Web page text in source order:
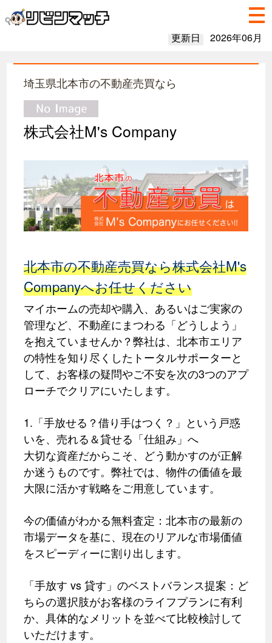
更新日 2026年06月
埼玉県北本市の不動産売買なら
株式会社M's Company
北本市の不動産売買なら株式会社M's
Companyへお任せください
マイホームの売却や購入、あるいはご実家の
管理など、不動産にまつわる「どうしよう」
を抱えていませんか？弊社は、北本市エリア
の特性を知り尽くしたトータルサポーターと
して、お客様の疑問やご不安を次の3つのアプ
ローチでクリアにいたします。
1.「手放せる？借り手はつく？」という戸惑
いを、売れる＆貸せる「仕組み」へ
大切な資産だからこそ、どう動かすのが正解
か迷うものです。弊社では、物件の価値を最
大限に活かす戦略をご用意しています。
今の価値がわかる無料査定：北本市の最新の
市場データを基に、現在のリアルな市場価値
をスピーディーに割り出します。
「手放す vs 貸す」のベストバランス提案：ど
ちらの選択肢がお客様のライフプランに有利
か、具体的なメリットを並べて比較検討して
いただけます。